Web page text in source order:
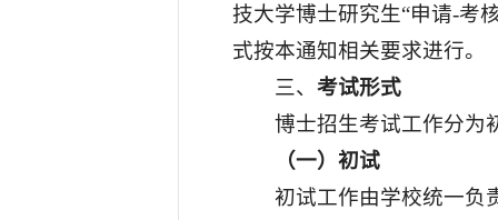
技大学博士研究生“申请-考
式按本通知相关要求进行。
三、 考试形式
博士招生考试工作分为
（一）初试
初试工作由学校统一负